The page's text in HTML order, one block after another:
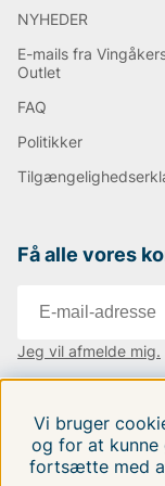
NYHEDER
E-mails fra
Outlet
FAQ
Politikker
Få alle vores
Jeg vil afmelde mig.
Følg os på
Vi bruger
og for at kunne
fortsætte med